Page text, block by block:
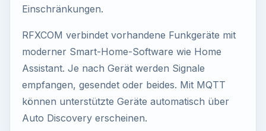
Einschränkungen.
RFXCOM verbindet vorhandene Funkgeräte mit
moderner Smart-Home-Software wie Home
Assistant. Je nach Gerät werden Signale
empfangen, gesendet oder beides. Mit MQTT
können unterstützte Geräte automatisch über
Auto Discovery erscheinen.